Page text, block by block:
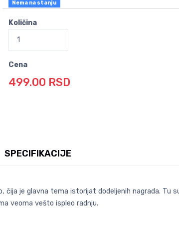
Nema na stanju
Količina
Cena
499.00 RSD
SPECIFIKACIJE
čija je glavna tema istorijat dodeljenih nagrada. Tu
veoma vešto ispleo radnju.